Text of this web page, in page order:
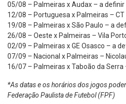
05/08 – Palmeiras x Audax – a definir
12/08 – Portuguesa x Palmeiras –
19/08 – Palmeiras x São Paulo – a
26/08 – Oeste x Palmeiras – Vila
02/09 – Palmeiras x GE Osasco – a
07/09 – Nacional x Palmeiras –
16/07 – Palmeiras x Taboão da Serra
*As datas e os horários dos jogos
Federação Paulista de Futebol (FPF)